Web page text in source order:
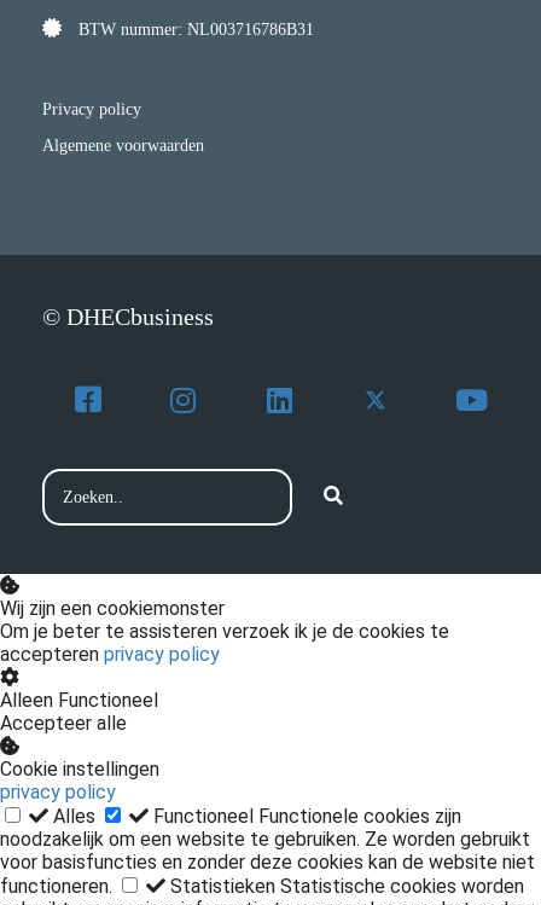
BTW nummer: NL003716786B31
Privacy policy
Algemene voorwaarden
© DHECbusiness
Wij zijn een cookiemonster
Om je beter te assisteren verzoek ik je de cookies te
accepteren privacy policy
Alleen Functioneel
Accepteer alle
Cookie instellingen
privacy policy
Alles
Functioneel Functionele cookies zijn
noodzakelijk om een website te gebruiken. Ze worden gebruikt
voor basisfuncties en zonder deze cookies kan de website niet
functioneren.
Statistieken Statistische cookies worden